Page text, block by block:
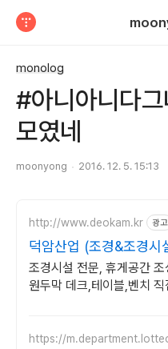
monolog
#아니아니다그
모였네
moonyong 2016. 12. 5. 15:13
http://www.deokam.kr 광고
덕암산업 (조경&조경시
조경시설 전문, 휴게공간
원두막 데크,테이블,벤치
https://